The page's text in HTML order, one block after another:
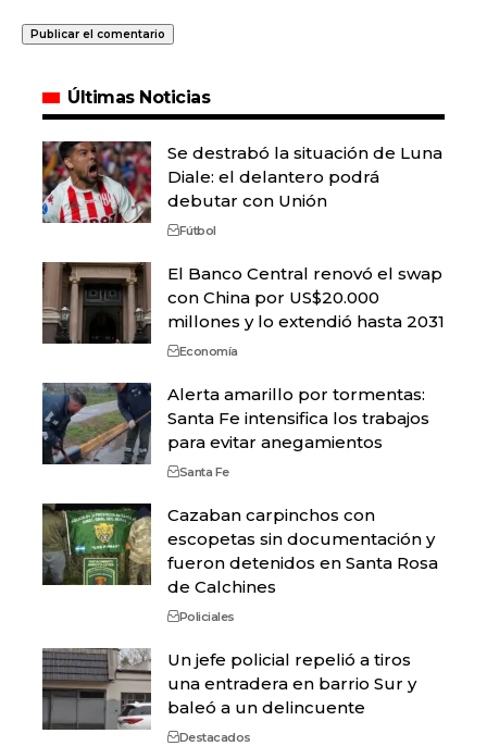
Últimas Noticias
Se destrabó la situación de Luna
Diale: el delantero podrá
debutar con Unión
Fútbol
El Banco Central renovó el swap
con China por US$20.000
millones y lo extendió hasta 2031
Economía
Alerta amarillo por tormentas:
Santa Fe intensifica los trabajos
para evitar anegamientos
Santa Fe
Cazaban carpinchos con
escopetas sin documentación y
fueron detenidos en Santa Rosa
de Calchines
Policiales
Un jefe policial repelió a tiros
una entradera en barrio Sur y
baleó a un delincuente
Destacados